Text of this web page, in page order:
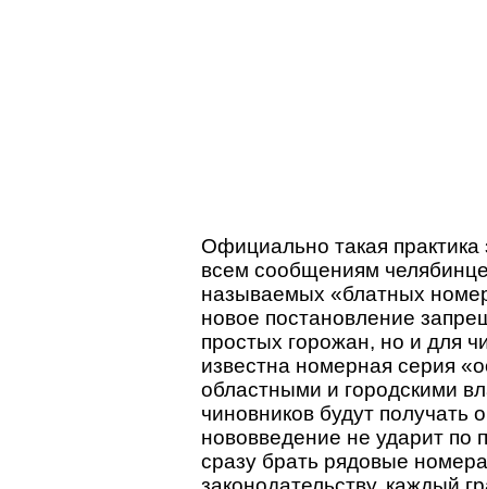
Официально такая
всем сообщениям
называемых «блатных
новое постановление
простых горожан, но и для
известна номерная серия
областными и городскими
чиновников будут
нововведение не ударит по
сразу брать рядовые